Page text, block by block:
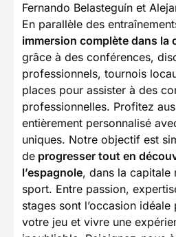
Fernando Belasteguín et
En parallèle des
immersion complète dans la
grâce à des conférences,
professionnels, tournois
places pour assister à des
professionnelles. Profitez
entièrement personnalisé
uniques. Notre objectif est
de progresser tout en
l’espagnole, dans la capitale
sport. Entre passion,
stages sont l’occasion
votre jeu et vivre une